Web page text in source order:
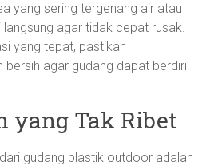
yang sering tergenang air atau
agar tidak cepat rusak.
yang tepat, pastikan
bersih agar gudang dapat berdiri
yang Tak Ribet
gudang plastik outdoor adalah